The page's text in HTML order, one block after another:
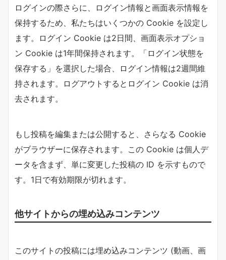
ログインの際さらに、ログイン情報と画面表示情報を
保持するため、私たちはいくつかの Cookie を設定し
ます。ログイン Cookie は2日間、画面表示オプショ
ン Cookie は1年間保持されます。「ログイン状態を
保存する」を選択した場合、ログイン情報は2週間維
持されます。ログアウトするとログイン Cookie は消
去されます。
もし投稿を編集または公開すると、さらなる Cookie
がブラウザーに保存されます。この Cookie は個人デ
ータを含まず、単に変更した投稿の ID を示すもので
す。1日で有効期限が切れます。
他サイトからの埋め込みコンテンツ
このサイトの投稿には埋め込みコンテンツ (動画、画